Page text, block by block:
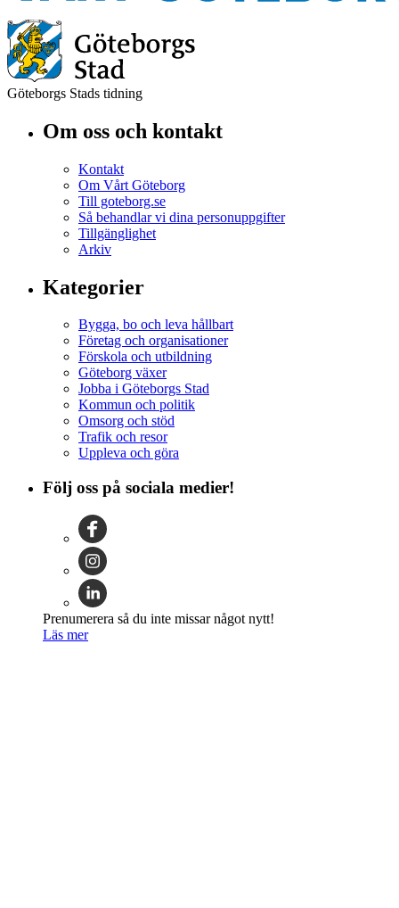
Göteborgs Stads tidning
Om oss och kontakt
Kontakt
Om Vårt Göteborg
Till goteborg.se
Så behandlar vi dina personuppgifter
Tillgänglighet
Arkiv
Kategorier
Bygga, bo och leva hållbart
Företag och organisationer
Förskola och utbildning
Göteborg växer
Jobba i Göteborgs Stad
Kommun och politik
Omsorg och stöd
Trafik och resor
Uppleva och göra
Följ oss på sociala medier!
Prenumerera så du inte missar något nytt!
Läs mer